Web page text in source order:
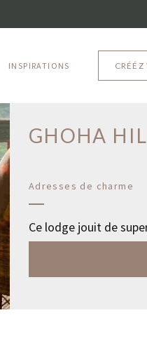
INSPIRATIONS
GHOHA
Adresses de charme
Ce lodge jouit de